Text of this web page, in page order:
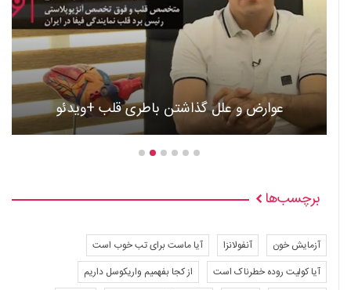
عوارض و علل گذاشتن باطری قلب +ویدئو
برچسب‌ها
آزمایش خون آنفولانزا
آیا ماست برای تب خوب است
آیا کولیت روده خطرناک است
از کجا بفهمیم واریکوسل داریم